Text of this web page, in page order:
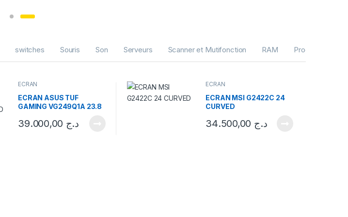
switches Souris Son Serveurs Scanner et Mutifonction RAM Processeurs
ECRAN
ECRAN ASUS TUF
GAMING VG249Q1A 23.8
د.ج
ECRAN
ECRAN MSI G2422C 24
CURVED
د.ج